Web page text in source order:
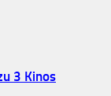
3 Kinos